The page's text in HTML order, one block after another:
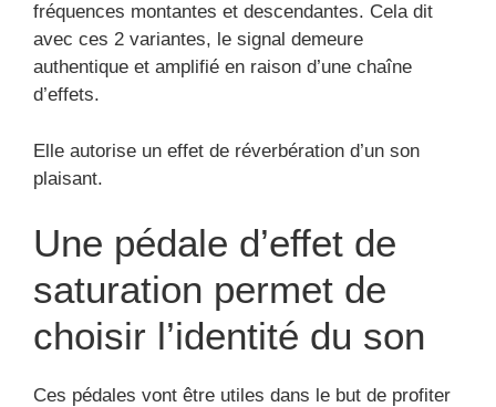
fréquences montantes et descendantes. Cela dit
avec ces 2 variantes, le signal demeure
authentique et amplifié en raison d’une chaîne
d’effets.
Elle autorise un effet de réverbération d’un son
plaisant.
Une pédale d’effet de
saturation permet de
choisir l’identité du son
Ces pédales vont être utiles dans le but de profiter